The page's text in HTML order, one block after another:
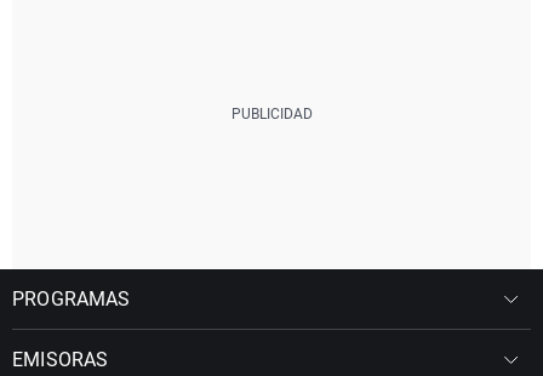
PROGRAMAS
EMISORAS